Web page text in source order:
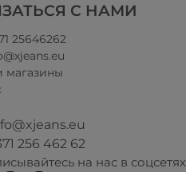
С НАМИ
25646262
магазины
256 462 62
на нас в соцсетях